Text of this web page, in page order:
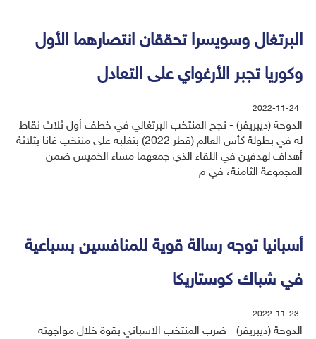
البرتغال وسويسرا تحققان انتصارهما الأول
وكوريا تجبر الأرغواي على التعادل
2022-11-24
الدوحة (ديبريفر) - نجح المنتخب البرتغالي في خطف أول ثلاث نقاط
له في بطولة كأس العالم (قطر 2022) بتغلبه على منتخب غانا بثلاثة
أهداف لهدفين في اللقاء الذي جمعهما مساء الخميس ضمن
المجموعة الثامنة، في م
أسبانيا توجه رسالة قوية للمنافسين بسباعية
في شباك كوستاريكا
2022-11-23
الدوحة (ديبريفر) - ضرب المنتخب الاسباني بقوة خلال مواجهته